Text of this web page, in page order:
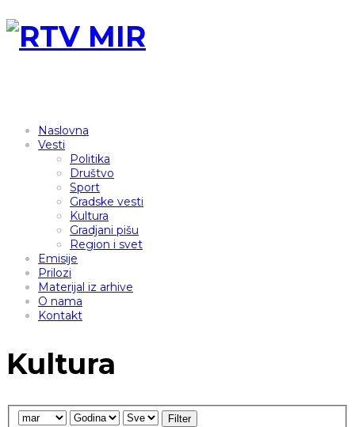
Naslovna
Vesti
Politika
Društvo
Sport
Gradske vesti
Kultura
Gradjani pišu
Region i svet
Emisije
Prilozi
Materijal iz arhive
O nama
Kontakt
Kultura
Filter